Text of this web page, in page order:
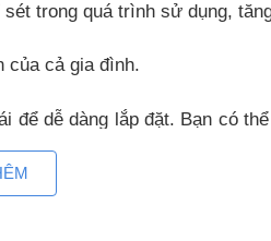
trong quá trình sử dụng,
của cả gia đình.
dễ dàng lắp đặt. Bạn có
trong nhà.